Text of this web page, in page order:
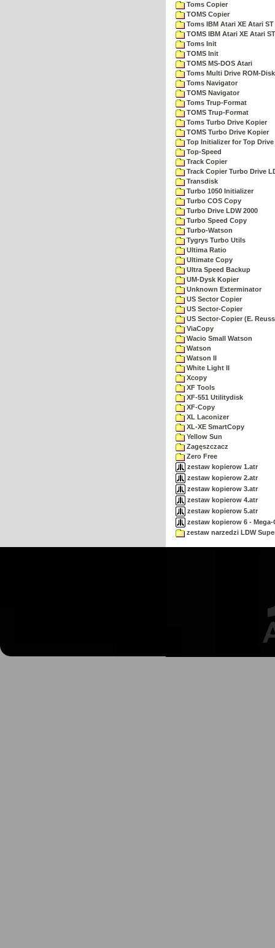
Toms Copier
TOMS Copier
Toms IBM Atari XE Atari ST
TOMS IBM Atari XE Atari ST
Toms Init
TOMS Init
TOMS MS-DOS Atari
Toms Multi Drive ROM-
Toms Navigator
TOMS Navigator
Toms Trup-Format
TOMS Trup-Format
Toms Turbo Drive Kopier
TOMS Turbo Drive Kopier
Top Initializer for Top Drive
Top-Speed
Track Copier
Track Copier Turbo Drive
Transdisk
Turbo 1050 Initializer
Turbo COS Copy
Turbo Drive LDW 2000
Turbo Speed Copy
Turbo-Watson
Tygrys Turbo Utils
Ultima Ratio
Ultimate Copy
Ultra Speed Backup
UM-Dysk Kopier
Unknown Exterminator
US Sector Copier
US Sector-Copier
US Sector-Copier (E.
ViaCopy
Wacio Small Watson
Watson
Watson II
White Light II
Xcopy
XF Tools
XF-551 Utilitydisk
XF-Copy
XL Laconizer
XL-XE SmartCopy
Yellow Sun
Zagęszczacz
Zero Free
zestaw kopierow 1.atr
zestaw kopierow 2.atr
zestaw kopierow 3.atr
zestaw kopierow 4.atr
zestaw kopierow 5.atr
zestaw kopierow 6 -
zestaw narzedzi LDW